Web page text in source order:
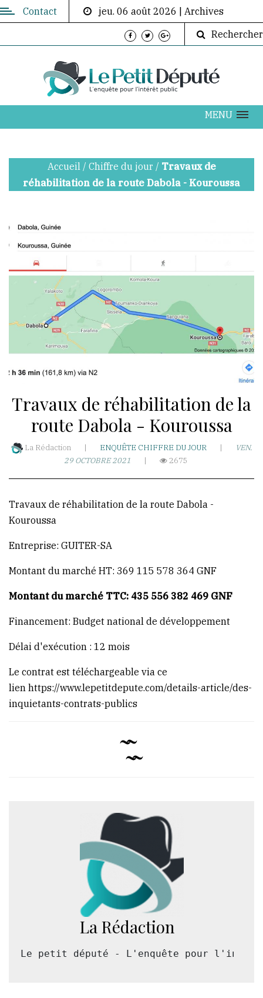
Directeur
info@lepetitdepute.com
620
202
WhatsApp
akoumba2000
Résidence
Hawa-
Taady-
T3-
Ro
BP:5173
de
Guinée
(Conakry)
Contact jeu. 06 août 2026
Archives
Rechercher
MENU
Accueil / Chiffre du jour / Travaux de
réhabilitation de la route Dabola - Kouroussa
Travaux de réhabilitation de la
route Dabola - Kouroussa
La Rédaction | ENQUÊTE CHIFFRE DU JOUR |
VEN.
29 OCTOBRE 2021
| 2675
Travaux de réhabilitation de la route Dabola -
Kouroussa
Entreprise: GUITER-SA
Montant du marché HT: 369 115 578 364 GNF
Montant du marché TTC: 435 556 382 469 GNF
Financement: Budget national de développement
Délai d'exécution : 12 mois
Le contrat est téléchargeable via ce
lien https://www.lepetitdepute.com/details-article/des-
inquietants-contrats-publics
La Rédaction
Le petit député - L'enquête pour